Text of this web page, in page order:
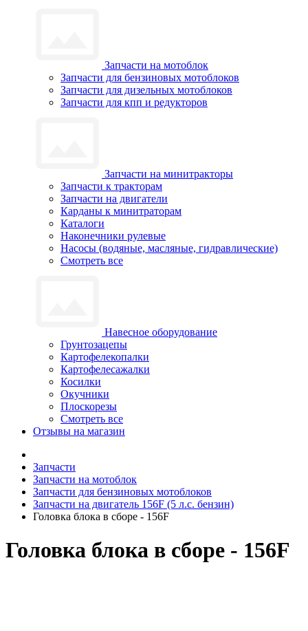
Запчасти на мотоблок
Запчасти для бензиновых мотоблоков
Запчасти для дизельных мотоблоков
Запчасти для кпп и редукторов
Запчасти на минитракторы
Запчасти к тракторам
Запчасти на двигатели
Карданы к минитраторам
Каталоги
Наконечники рулевые
Насосы (водяные, масляные, гидравлические)
Смотреть все
Навесное оборудование
Грунтозацепы
Картофелекопалки
Картофелесажалки
Косилки
Окучники
Плоскорезы
Смотреть все
Отзывы на магазин
Запчасти
Запчасти на мотоблок
Запчасти для бензиновых мотоблоков
Запчасти на двигатель 156F (5 л.с. бензин)
Головка блока в сборе - 156F
Головка блока в сборе - 156F